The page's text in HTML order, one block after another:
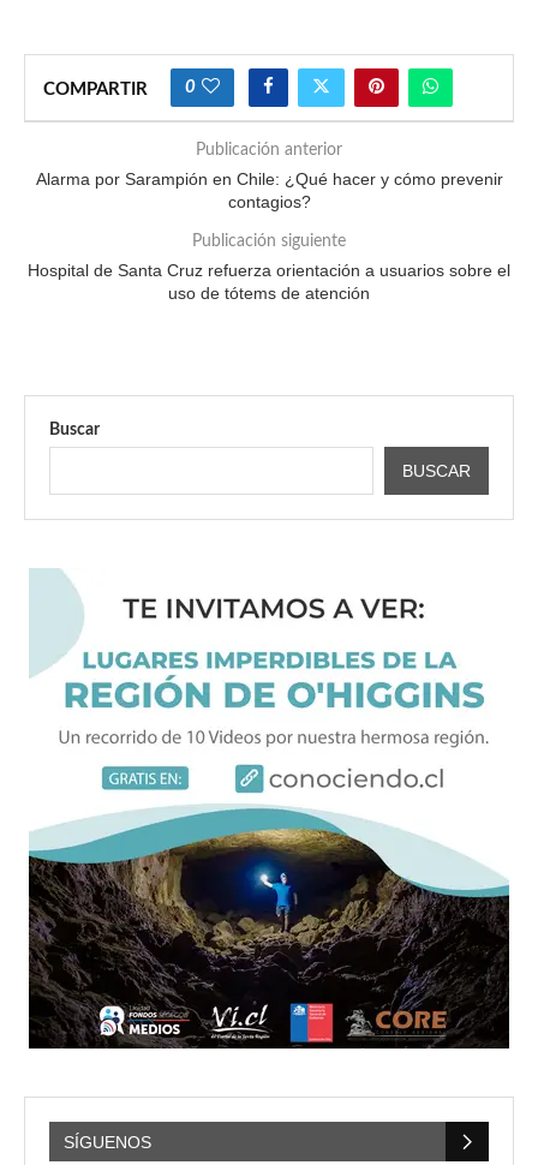
COMPARTIR 0
Publicación anterior
Alarma por Sarampión en Chile: ¿Qué hacer y cómo prevenir
contagios?
Publicación siguiente
Hospital de Santa Cruz refuerza orientación a usuarios sobre el
uso de tótems de atención
Buscar
BUSCAR
SÍGUENOS